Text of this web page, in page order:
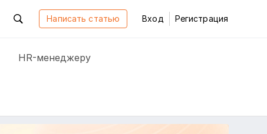
Написать статью Вход Регистрация
HR-менеджеру